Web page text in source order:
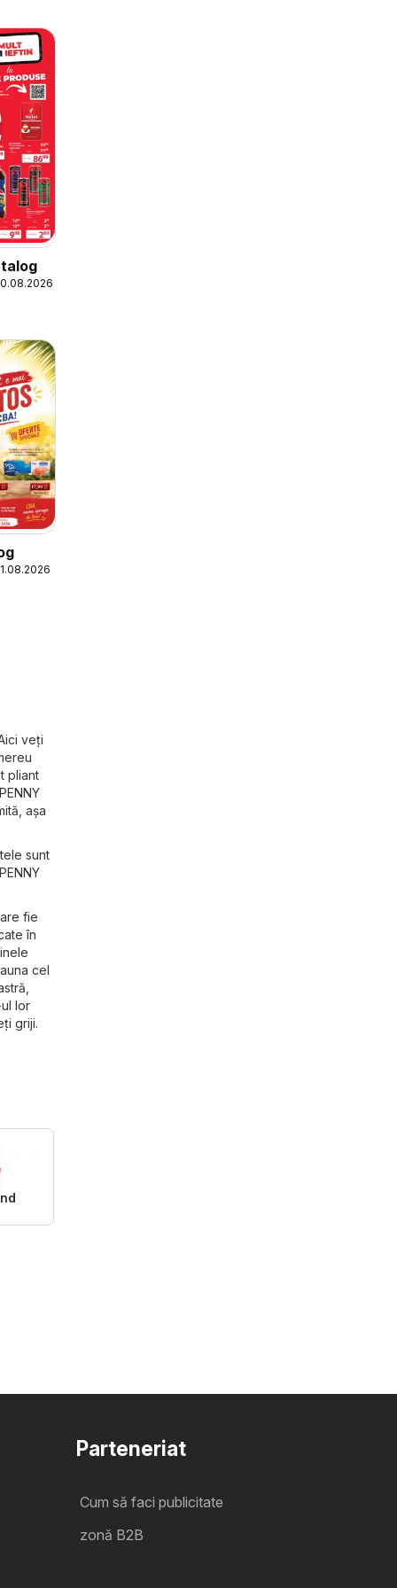
veți
pliant
așa
sunt
fie
în
cel
lor
griji.
Parteneriat
Cum să faci publicitate
zonă B2B